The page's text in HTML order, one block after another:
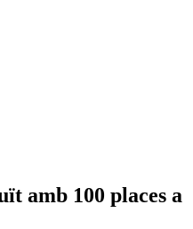
amb 100 places a